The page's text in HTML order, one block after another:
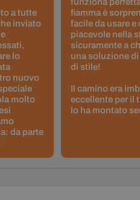
a tutte
inviato
lo
nuovo
molto
da parte
fiamma è
facile da usare e
piacevole nella
sicuramente a
una soluzione
di stile!
Il camino era
eccellente per il
lo ha montato